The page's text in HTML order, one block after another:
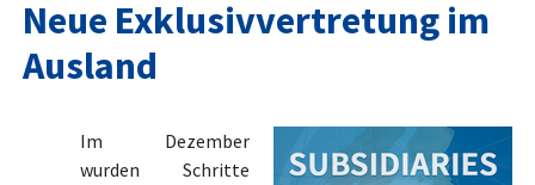
Neue Exklusivvertretung im
Ausland
Im Dezember
wurden Schritte